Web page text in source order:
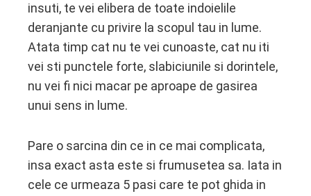
insuti, te vei elibera de toate indoielile
deranjante cu privire la scopul tau in lume.
Atata timp cat nu te vei cunoaste, cat nu iti
vei sti punctele forte, slabiciunile si dorintele,
nu vei fi nici macar pe aproape de gasirea
unui sens in lume.
Pare o sarcina din ce in ce mai complicata,
insa exact asta este si frumusetea sa. Iata in
cele ce urmeaza 5 pasi care te pot ghida in